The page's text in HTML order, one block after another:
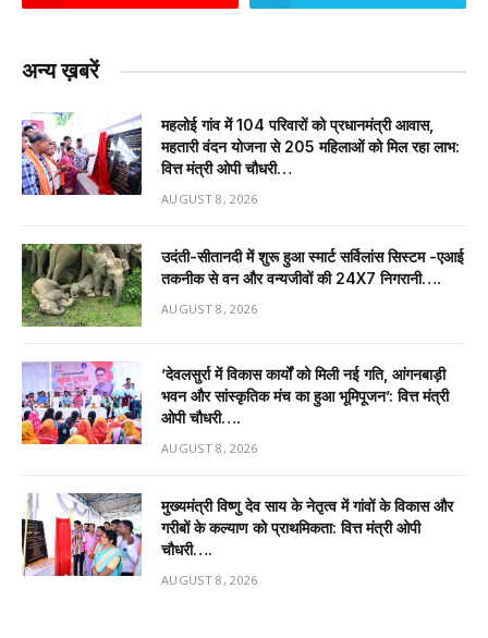
अन्य ख़बरें
महलोई गांव में 104 परिवारों को प्रधानमंत्री आवास,
महतारी वंदन योजना से 205 महिलाओं को मिल रहा लाभ:
वित्त मंत्री ओपी चौधरी…
AUGUST 8, 2026
उदंती-सीतानदी में शुरू हुआ स्मार्ट सर्विलांस सिस्टम -एआई
तकनीक से वन और वन्यजीवों की 24X7 निगरानी….
AUGUST 8, 2026
’देवलसुर्रा में विकास कार्यों को मिली नई गति, आंगनबाड़ी
भवन और सांस्कृतिक मंच का हुआ भूमिपूजन’: वित्त मंत्री
ओपी चौधरी….
AUGUST 8, 2026
मुख्यमंत्री विष्णु देव साय के नेतृत्व में गांवों के विकास और
गरीबों के कल्याण को प्राथमिकता: वित्त मंत्री ओपी
चौधरी….
AUGUST 8, 2026